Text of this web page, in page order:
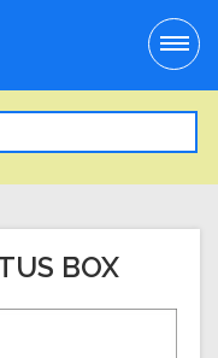
BOX